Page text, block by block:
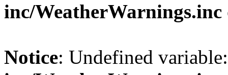
inc/WeatherWarnings.inc
Notice: Undefined